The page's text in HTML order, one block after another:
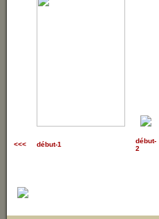
<<< début-1 début-
2